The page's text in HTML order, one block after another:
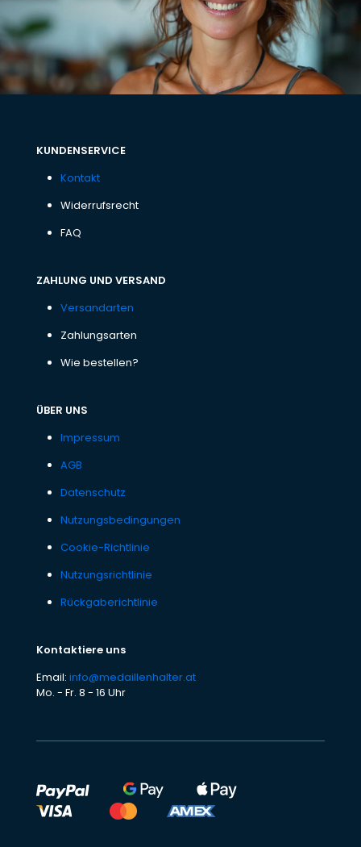
KUNDENSERVICE
Kontakt
Widerrufsrecht
FAQ
ZAHLUNG UND VERSAND
Versandarten
Zahlungsarten
Wie bestellen?
ÜBER UNS
Impressum
AGB
Datenschutz
Nutzungsbedingungen
Cookie-Richtlinie
Nutzungsrichtlinie
Rückgaberichtlinie
Kontaktiere uns
Email: info@medaillenhalter.at
Mo. - Fr. 8 - 16 Uhr